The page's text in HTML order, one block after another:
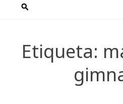
Etiqueta: